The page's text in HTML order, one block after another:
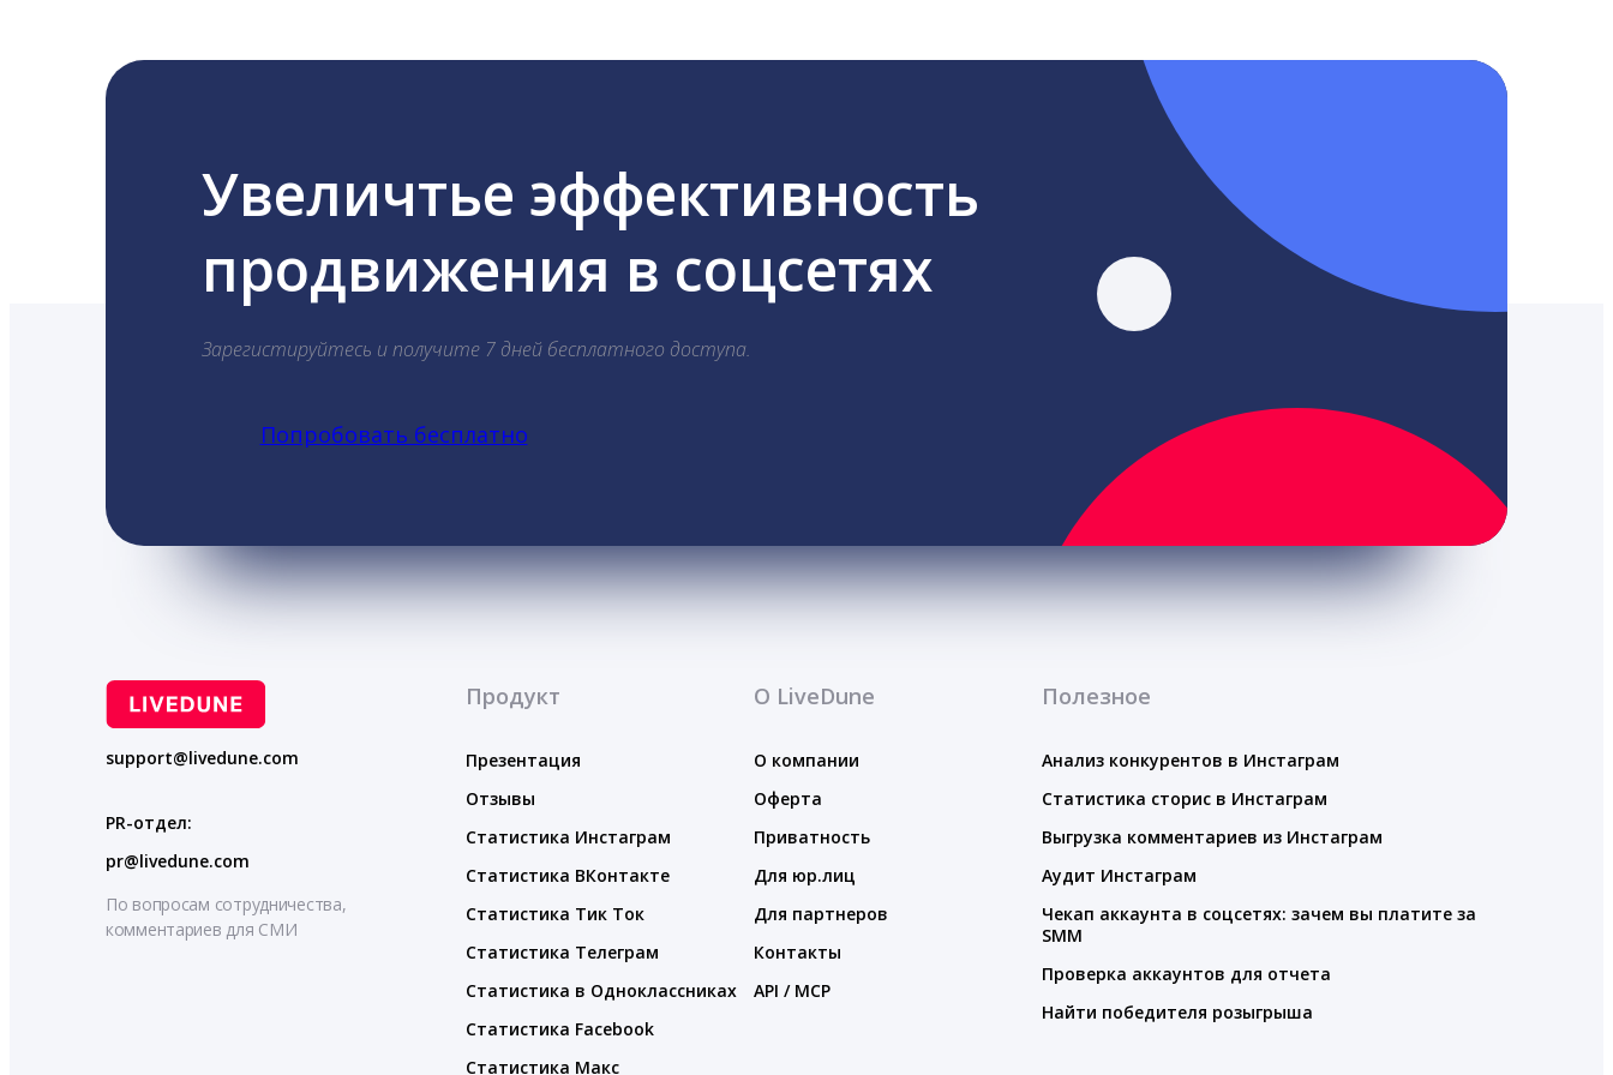
Увеличтье эффективность
продвижения в соцсетях
Зарегистируйтесь и получите 7 дней бесплатного доступа.
Попробовать бесплатно
support@livedune.com
PR-отдел:
pr@livedune.com
По вопросам сотрудничества,
комментариев для СМИ
Продукт
Презентация
Отзывы
Статистика Инстаграм
Статистика ВКонтакте
Статистика Тик Ток
Статистика Телеграм
Статистика в Одноклассниках
Статистика Facebook
Статистика Макс
О LiveDune
О компании
Оферта
Приватность
Для юр.лиц
Для партнеров
Контакты
API / MCP
Полезное
Анализ конкурентов в Инстаграм
Статистика сторис в Инстаграм
Выгрузка комментариев из Инстаграм
Аудит Инстаграм
Чекап аккаунта в соцсетях: зачем вы платите за
SMM
Проверка аккаунтов для отчета
Найти победителя розыгрыша